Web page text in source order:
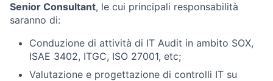
Senior Consultant, le cui principali responsabilità
saranno di:
Conduzione di attività di IT Audit in ambito SOX,
ISAE 3402, ITGC, ISO 27001, etc;
Valutazione e progettazione di controlli IT su